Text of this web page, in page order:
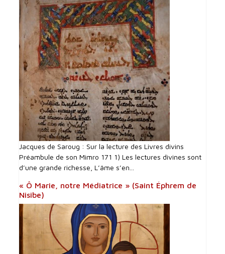
Jacques de Saroug : Sur la lecture des Livres divins
Préambule de son Mimro 171 1) Les lectures divines sont
d’une grande richesse, L’âme s’en...
« Ô Marie, notre Médiatrice » (Saint Éphrem de
Nisibe)